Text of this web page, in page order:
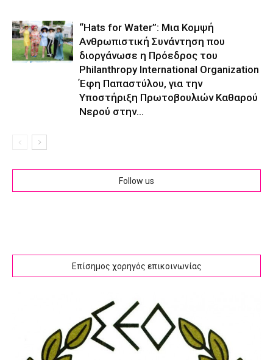
“Hats for Water”: Μια Κομψή
Ανθρωπιστική Συνάντηση που
διοργάνωσε η Πρόεδρος του
Philanthropy International Organization
Έφη Παπαστύλου, για την
Υποστήριξη Πρωτοβουλιών Καθαρού
Νερού στην...
Follow us
Επίσημος χορηγός επικοινωνίας